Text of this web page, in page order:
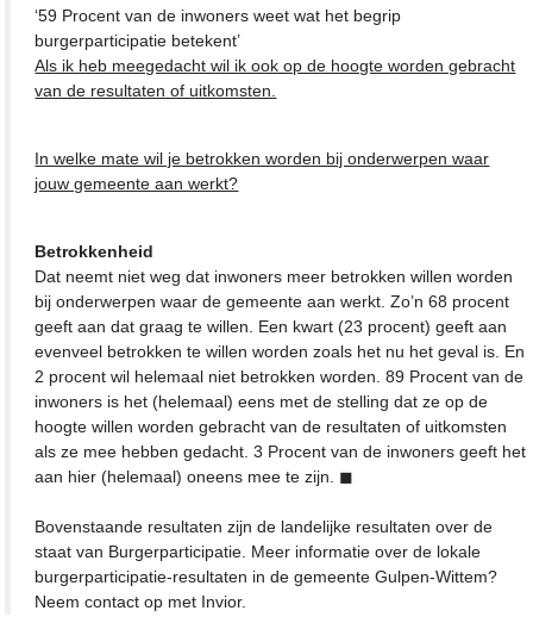
‘59 Procent van de inwoners weet wat het begrip
burgerparticipatie betekent’
Als ik heb meegedacht wil ik ook op de hoogte worden gebracht
van de resultaten of uitkomsten.
In welke mate wil je betrokken worden bij onderwerpen waar
jouw gemeente aan werkt?
Betrokkenheid
Dat neemt niet weg dat inwoners meer betrokken willen worden
bij onderwerpen waar de gemeente aan werkt. Zo’n 68 procent
geeft aan dat graag te willen. Een kwart (23 procent) geeft aan
evenveel betrokken te willen worden zoals het nu het geval is. En
2 procent wil helemaal niet betrokken worden. 89 Procent van de
inwoners is het (helemaal) eens met de stelling dat ze op de
hoogte willen worden gebracht van de resultaten of uitkomsten
als ze mee hebben gedacht. 3 Procent van de inwoners geeft het
aan hier (helemaal) oneens mee te zijn. ◼
Bovenstaande resultaten zijn de landelijke resultaten over de
staat van Burgerparticipatie. Meer informatie over de lokale
burgerparticipatie-resultaten in de gemeente Gulpen-Wittem?
Neem contact op met Invior.